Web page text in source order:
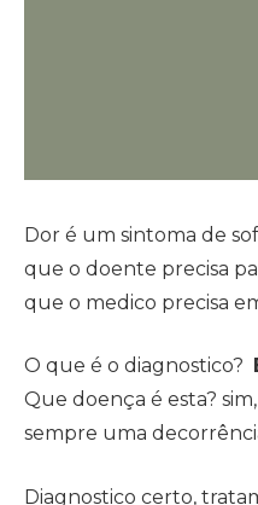
Dor é um sintoma de
que o doente precisa
que o medico precisa
O que é o diagnostico?
Que doença é esta?
sempre uma
Diagnostico certo,